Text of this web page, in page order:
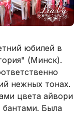
юбилей в
(Минск).
нежных тонах.
цвета айвори
бантами. Была